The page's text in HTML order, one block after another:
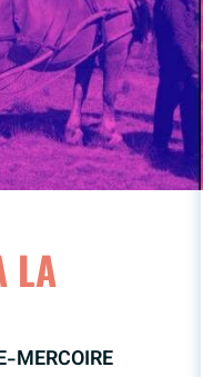
LA
MERCOIRE